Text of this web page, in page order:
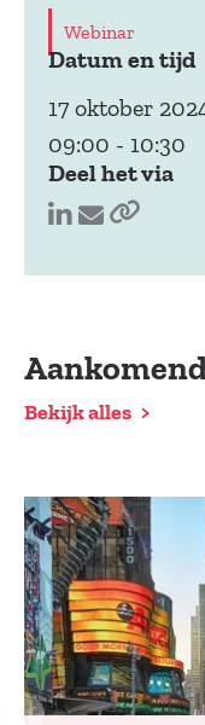
Webinar
Datum en tijd
17 oktober
09:00 - 10:30
Deel het via
Bekijk alles